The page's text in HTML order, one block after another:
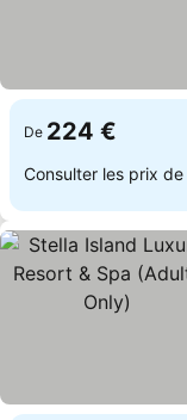
De 224 €
Consulter les prix de